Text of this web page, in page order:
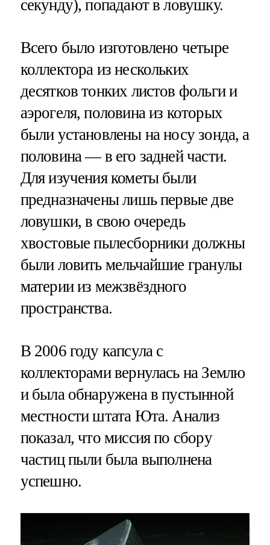
секунду), попадают в ловушку.
Всего было изготовлено четыре
коллектора из нескольких
десятков тонких листов фольги и
аэрогеля, половина из которых
были установлены на носу зонда, а
половина — в его задней части.
Для изучения кометы были
предназначены лишь первые две
ловушки, в свою очередь
хвостовые пылесборники должны
были ловить мельчайшие гранулы
материи из межзвёздного
пространства.
В 2006 году капсула с
коллекторами вернулась на Землю
и была обнаружена в пустынной
местности штата Юта. Анализ
показал, что миссия по сбору
частиц пыли была выполнена
успешно.